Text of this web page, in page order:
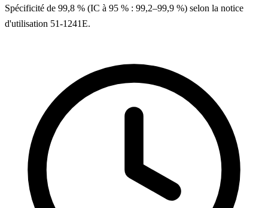
Spécificité de 99,8 % (IC à 95 % : 99,2–99,9 %) selon la notice
d'utilisation 51-1241E.